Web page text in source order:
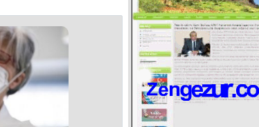
muzeyi isə Şəhid